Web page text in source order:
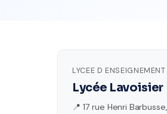
LYCEE D
Lycée Lavoisier
📍 17 rue Henri